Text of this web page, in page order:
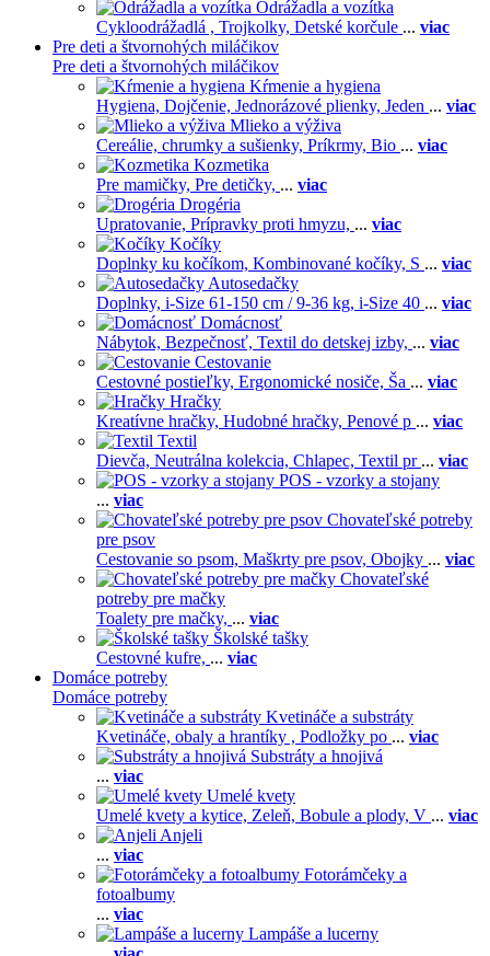
Odrážadla a vozítka
Cykloodrážadlá , Trojkolky, Detské korčule ... viac
Pre deti a štvornohých miláčikov
Pre deti a štvornohých miláčikov
Kŕmenie a hygiena
Hygiena, Dojčenie, Jednorázové plienky, Jeden ... viac
Mlieko a výživa
Cereálie, chrumky a sušienky, Príkrmy, Bio ... viac
Kozmetika
Pre mamičky, Pre detičky, ... viac
Drogéria
Upratovanie, Prípravky proti hmyzu, ... viac
Kočíky
Doplnky ku kočíkom, Kombinované kočíky, S ... viac
Autosedačky
Doplnky, i-Size 61-150 cm / 9-36 kg, i-Size 40 ... viac
Domácnosť
Nábytok, Bezpečnosť, Textil do detskej izby, ... viac
Cestovanie
Cestovné postieľky, Ergonomické nosiče, Ša ... viac
Hračky
Kreatívne hračky, Hudobné hračky, Penové p ... viac
Textil
Dievča, Neutrálna kolekcia, Chlapec, Textil pr ... viac
POS - vzorky a stojany
... viac
Chovateľské potreby
pre psov
Cestovanie so psom, Maškrty pre psov, Obojky ... viac
Chovateľské
potreby pre mačky
Toalety pre mačky, ... viac
Školské tašky
Cestovné kufre, ... viac
Domáce potreby
Domáce potreby
Kvetináče a substráty
Kvetináče, obaly a hrantíky , Podložky po ... viac
Substráty a hnojivá
... viac
Umelé kvety
Umelé kvety a kytice, Zeleň, Bobule a plody, V ... viac
Anjeli
... viac
Fotorámčeky a
fotoalbumy
... viac
Lampáše a lucerny